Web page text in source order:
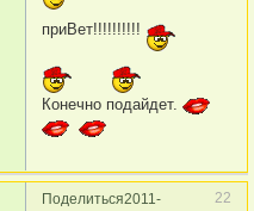
приBет!!!!!!!!!!
Конечно подайдет.
Поделиться 22
2011-